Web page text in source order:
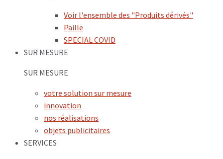
Voir l'ensemble des "Produits dérivés"
Paille
SPECIAL COVID
SUR MESURE
SUR MESURE
votre solution sur mesure
innovation
nos réalisations
objets publicitaires
SERVICES